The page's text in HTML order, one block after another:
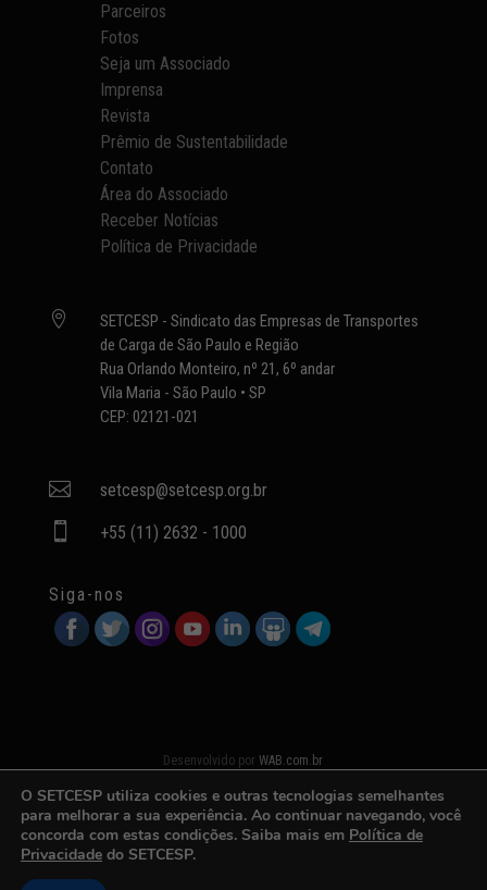
Parceiros
Fotos
Seja um Associado
Imprensa
Revista
Prêmio de Sustentabilidade
Contato
Área do Associado
Receber Notícias
Política de Privacidade

SETCESP - Sindicato das Empresas de Transportes
de Carga de São Paulo e Região
Rua Orlando Monteiro, nº 21, 6º andar
Vila Maria - São Paulo • SP
CEP: 02121-021
 setcesp@setcesp.org.br
 +55 (11) 2632 - 1000
Siga-nos
Desenvolvido porWAB.com.br
O SETCESP utiliza cookies e outras tecnologias semelhantes
para melhorar a sua experiência. Ao continuar navegando, você
concorda com estas condições. Saiba mais em Política de
Privacidade do SETCESP.